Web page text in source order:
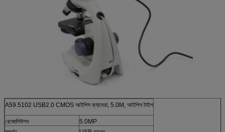
A59.5102 USB2.0 CMOS আইপিস ক্যামেরা, 5.0M, আইপিস টাইপ
রেজোলিউশন
5.0MP